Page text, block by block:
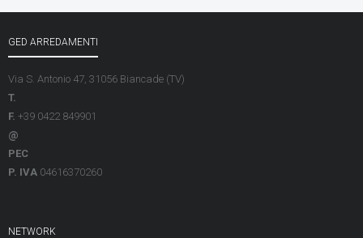
GED ARREDAMENTI
Via S. Antonio 47, 31056 Biancade (TV)
T.
F. +39 0422 849901
@
PEC
P. IVA 04616370260
NETWORK